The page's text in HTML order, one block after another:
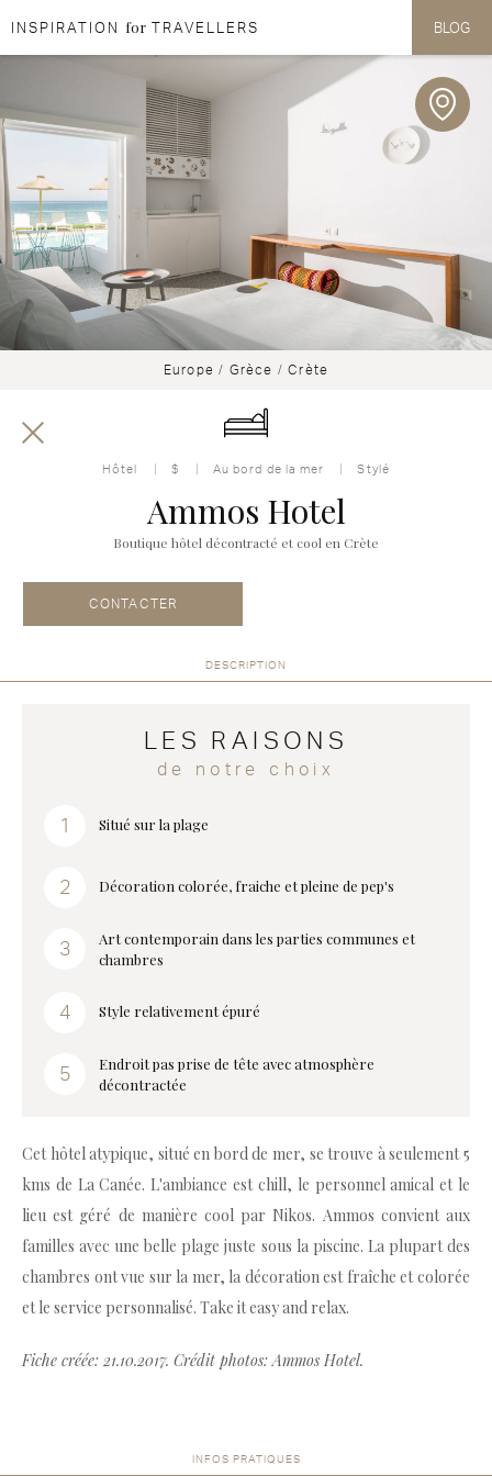
Aller au contenu
Aller au menu
INSPIRATION for TRAVELLERS BLOG
Europe / Grèce /Crète
Hôtel $ Au bord de la mer Stylé
Ammos Hotel
Boutique hôtel décontracté et cool en Crète
CONTACTER
DESCRIPTION
LES RAISONS
de notre choix
Situé sur la plage
Décoration colorée, fraiche et pleine de pep's
Art contemporain dans les parties communes et
chambres
Style relativement épuré
Endroit pas prise de tête avec atmosphère
décontractée
Cet hôtel atypique, situé en bord de mer, se trouve à seulement 5
kms de La Canée. L'ambiance est chill, le personnel amical et le
lieu est géré de manière cool par Nikos. Ammos convient aux
familles avec une belle plage juste sous la piscine. La plupart des
chambres ont vue sur la mer, la décoration est fraîche et colorée
et le service personnalisé. Take it easy and relax.
Fiche créée: 21.10.2017. Crédit photos: Ammos Hotel.
INFOS PRATIQUES